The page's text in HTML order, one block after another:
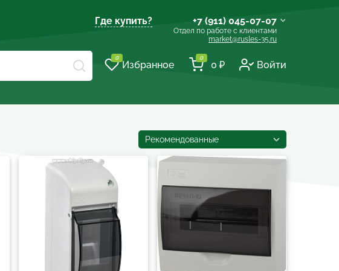
Где купить? +7 (911) 045-07-07
Отдел по работе с клиентами
market@rusles-35.ru
+7 (921) 238-17-99
develop@rusles-35.ru
+7 (921) 601-24-24
0
Избранное
0
0 ₽ Войти
Рекомендованные